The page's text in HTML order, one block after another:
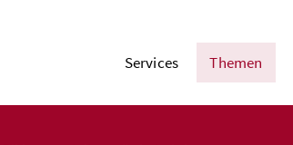
Services Themen